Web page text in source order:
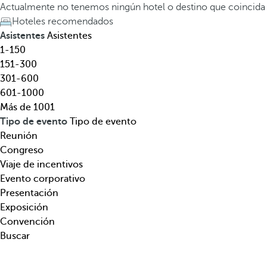
l
,
d
e
s
t
i
n
o
,
t
e
m
á
t
i
c
a
t
e
c
l
a
d
e
f
l
e
c
h
a
h
a
c
Actualmente no tenemos ningún hotel o destino que
Hoteles recomendados
Asistentes Asistentes
1-150
151-300
301-600
601-1000
Más de 1001
Tipo de evento Tipo de evento
Reunión
Congreso
Viaje de incentivos
Evento corporativo
Presentación
Exposición
Convención
Buscar